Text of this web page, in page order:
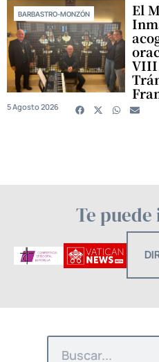
BARBASTRO-MONZÓN El
VIII
5 Agosto 2026
Te